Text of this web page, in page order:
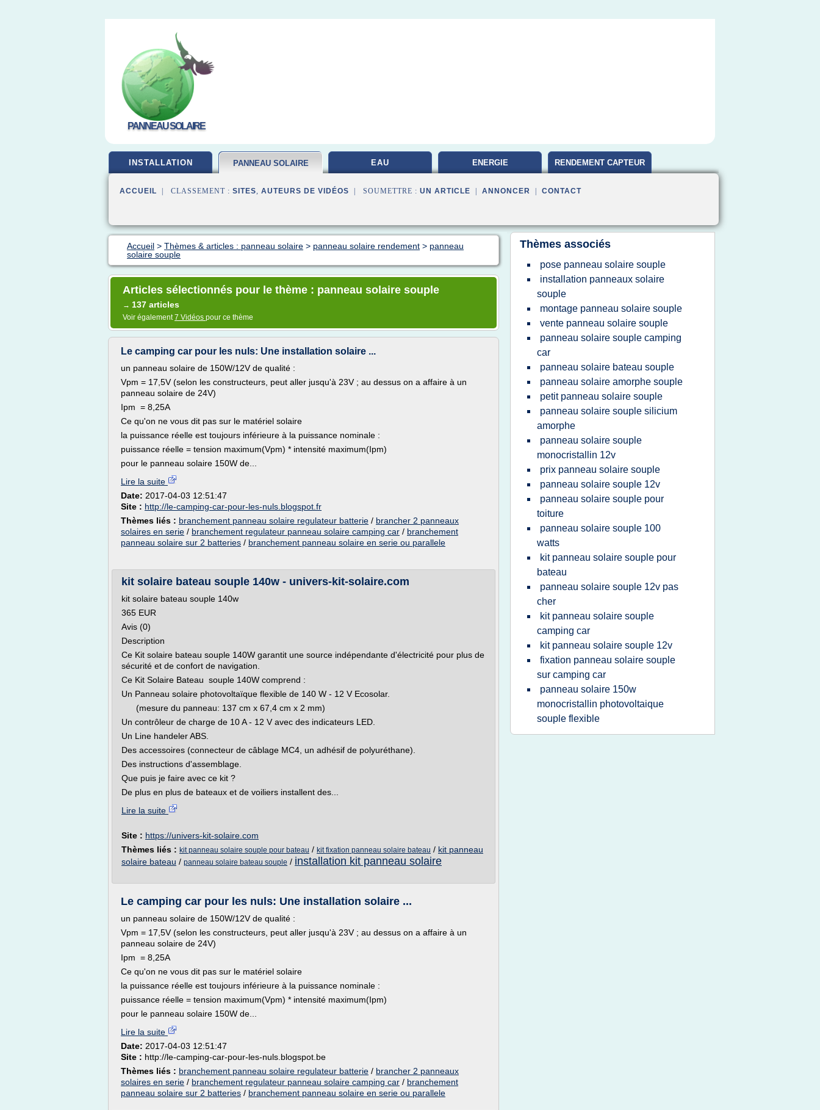
PANNEAU SOLAIRE
INSTALLATION PANNEAU SOLAIRE EAU ENERGIE RENDEMENT CAPTEUR
ACCUEIL | CLASSEMENT : SITES, AUTEURS DE VIDÉOS | SOUMETTRE : UN ARTICLE ANNONCER CONTACT
Accueil > Thèmes & articles : panneau solaire > panneau solaire rendement > panneau
solaire souple
Articles sélectionnés pour le thème : panneau solaire souple
→ 137 articles
Voir également7 Vidéos pour ce thème
Le camping car pour les nuls: Une installation solaire ...
un panneau solaire de 150W/12V de qualité :
Vpm = 17,5V (selon les constructeurs, peut aller jusqu'à 23V ; au dessus on a affaire à un
panneau solaire de 24V)
Ipm = 8,25A
Ce qu'on ne vous dit pas sur le matériel solaire
la puissance réelle est toujours inférieure à la puissance nominale :
puissance réelle = tension maximum(Vpm) * intensité maximum(Ipm)
pour le panneau solaire 150W de...
Lire la suite
Date: 2017-04-03 12:51:47
Site : http://le-camping-car-pour-les-nuls.blogspot.fr
Thèmes liés : branchement panneau solaire regulateur batterie / brancher 2 panneaux
solaires en serie / branchement regulateur panneau solaire camping car / branchement
panneau solaire sur 2 batteries / branchement panneau solaire en serie ou parallele
kit solaire bateau souple 140w - univers-kit-solaire.com
kit solaire bateau souple 140w
365 EUR
Avis (0)
Description
Ce Kit solaire bateau souple 140W garantit une source indépendante d'électricité pour plus de
sécurité et de confort de navigation.
Ce Kit Solaire Bateau souple 140W comprend :
Un Panneau solaire photovoltaïque flexible de 140 W - 12 V Ecosolar.
(mesure du panneau: 137 cm x 67,4 cm x 2 mm)
Un contrôleur de charge de 10 A - 12 V avec des indicateurs LED.
Un Line handeler ABS.
Des accessoires (connecteur de câblage MC4, un adhésif de polyuréthane).
Des instructions d'assemblage.
Que puis je faire avec ce kit ?
De plus en plus de bateaux et de voiliers installent des...
Lire la suite
Site : https://univers-kit-solaire.com
Thèmes liés : kit panneau solaire souple pour bateau / kit fixation panneau solaire bateau / kit panneau
solaire bateau / panneau solaire bateau souple / installation kit panneau solaire
Le camping car pour les nuls: Une installation solaire ...
un panneau solaire de 150W/12V de qualité :
Vpm = 17,5V (selon les constructeurs, peut aller jusqu'à 23V ; au dessus on a affaire à un
panneau solaire de 24V)
Ipm = 8,25A
Ce qu'on ne vous dit pas sur le matériel solaire
la puissance réelle est toujours inférieure à la puissance nominale :
puissance réelle = tension maximum(Vpm) * intensité maximum(Ipm)
pour le panneau solaire 150W de...
Lire la suite
Date: 2017-04-03 12:51:47
Site : http://le-camping-car-pour-les-nuls.blogspot.be
Thèmes liés : branchement panneau solaire regulateur batterie / brancher 2 panneaux
solaires en serie / branchement regulateur panneau solaire camping car / branchement
panneau solaire sur 2 batteries / branchement panneau solaire en serie ou parallele
Thèmes associés
pose panneau solaire souple
installation panneaux solaire
souple
montage panneau solaire souple
vente panneau solaire souple
panneau solaire souple camping
car
panneau solaire bateau souple
panneau solaire amorphe souple
petit panneau solaire souple
panneau solaire souple silicium
amorphe
panneau solaire souple
monocristallin 12v
prix panneau solaire souple
panneau solaire souple 12v
panneau solaire souple pour
toiture
panneau solaire souple 100
watts
kit panneau solaire souple pour
bateau
panneau solaire souple 12v pas
cher
kit panneau solaire souple
camping car
kit panneau solaire souple 12v
fixation panneau solaire souple
sur camping car
panneau solaire 150w
monocristallin photovoltaique
souple flexible